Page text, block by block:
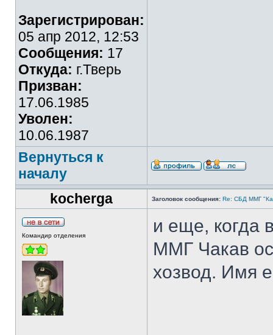
Зарегистрирован:
05 апр 2012, 12:53
Сообщения: 17
Откуда: г.Тверь
Призван:
17.06.1985
Уволен:
10.06.1987
Вернуться к
началу
kocherga
Заголовок сообщения: Re: СБД ММГ
Командир отделения
и еще, когда
ММГ Чакав
хозвод. Имя